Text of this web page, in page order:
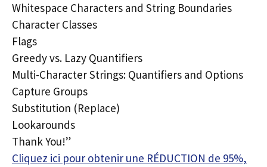
Whitespace Characters and String Boundaries
Character Classes
Flags
Greedy vs. Lazy Quantifiers
Multi-Character Strings: Quantifiers and Options
Capture Groups
Substitution (Replace)
Lookarounds
Thank You!”
Cliquez ici pour obtenir une RÉDUCTION de 95%,